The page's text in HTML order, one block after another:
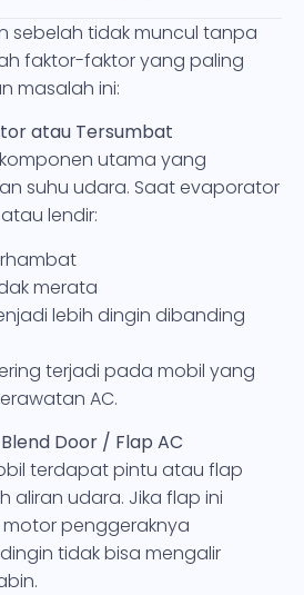
sebelah tidak muncul tanpa
faktor-faktor yang paling
masalah ini:
atau Tersumbat
utama yang
suhu udara. Saat evaporator
lendir:
merata
lebih dingin dibanding
terjadi pada mobil yang
AC.
Door / Flap AC
terdapat pintu atau flap
aliran udara. Jika flap ini
penggeraknya
tidak bisa mengalir